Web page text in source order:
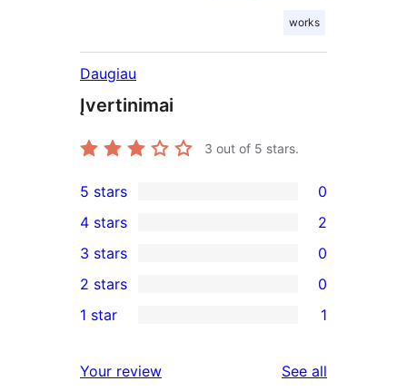
works
Daugiau
Įvertinimai
3 out of 5 stars.
0
5-
star
reviews
5 stars 0
4-
star
reviews
4 stars 2
0
3-
star
3 stars 0
2-
reviews
2 stars 0
star
1 star 1
Your review See all